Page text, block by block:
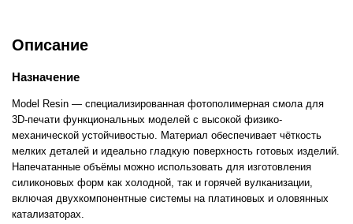
Описание
Назначение
Model Resin — специализированная фотополимерная смола для
3D-печати функциональных моделей с высокой физико-
механической устойчивостью. Материал обеспечивает чёткость
мелких деталей и идеально гладкую поверхность готовых изделий.
Напечатанные объёмы можно использовать для изготовления
силиконовых форм как холодной, так и горячей вулканизации,
включая двухкомпонентные системы на платиновых и оловянных
катализаторах.